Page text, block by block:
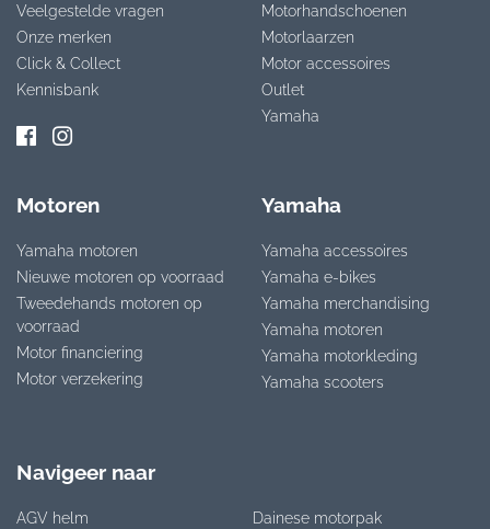
Veelgestelde vragen
Onze merken
Click & Collect
Kennisbank
Motorhandschoenen
Motorlaarzen
Motor accessoires
Outlet
Yamaha
Motoren
Yamaha motoren
Nieuwe motoren op voorraad
Tweedehands motoren op
voorraad
Motor financiering
Motor verzekering
Yamaha
Yamaha accessoires
Yamaha e-bikes
Yamaha merchandising
Yamaha motoren
Yamaha motorkleding
Yamaha scooters
Navigeer naar
AGV helm
Dainese motorpak